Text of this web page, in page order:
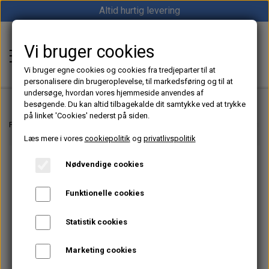
Altid hurtig levering
Shop12volt
Hjem
Autoterm dieselfyr
1852 Diesel Bådvarmer
Strøm
Vind/Sol
Forside
Vi bruger cookies
Vi bruger egne cookies og cookies fra tredjeparter til at
personalisere din brugeroplevelse, til markedsføring og til at
undersøge, hvordan vores hjemmeside anvendes af
besøgende. Du kan altid tilbagekalde dit samtykke ved at trykke
på linket 'Cookies' nederst på siden.
Læs mere i vores cookiepolitikog privatlivspolitik
Nødvendige cookies
Funktionelle cookies
Statistik cookies
Marketing cookies